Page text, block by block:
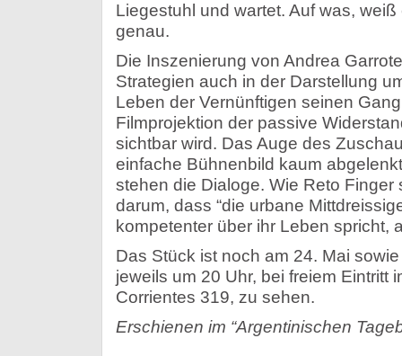
Liegestuhl und wartet. Auf was,
genau.
Die Inszenierung von Andrea
Strategien auch in der Darstellung
Leben der Vernünftigen seinen
Filmprojektion der passive
sichtbar wird. Das Auge des
einfache Bühnenbild kaum
stehen die Dialoge. Wie Reto Finger
darum, dass “die urbane
kompetenter über ihr Leben spricht,
Das Stück ist noch am 24. Mai
jeweils um 20 Uhr, bei freiem Eintritt
Corrientes 319, zu sehen.
Erschienen im “Argentinischen